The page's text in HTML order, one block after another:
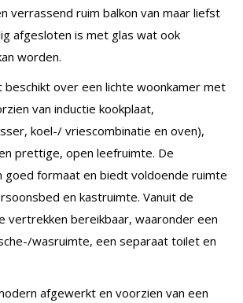
verrassend ruim balkon van maar liefst
afgesloten is met glas wat ook
worden.
over een lichte woonkamer met
van inductie kookplaat,
koel-/ vriescombinatie en oven),
prettige, open leefruimte. De
goed formaat en biedt voldoende ruimte
en kastruimte. Vanuit de
vertrekken bereikbaar, waaronder een
wasruimte, een separaat toilet en
afgewerkt en voorzien van een